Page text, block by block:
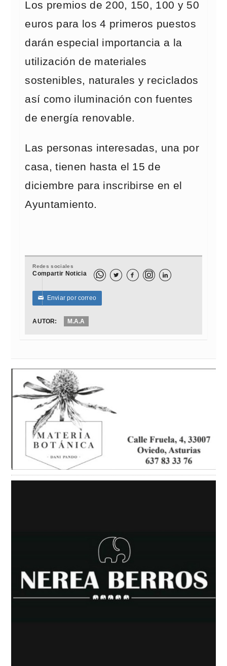
Los premios de 200, 150, 100 y 50
euros para los 4 primeros puestos
darán especial importancia a la
utilización de materiales
sostenibles, naturales y reciclados
así como iluminación con fuentes
de energía renovable.
Las personas interesadas, una por
casa, tienen hasta el 15 de
diciembre para inscribirse en el
Ayuntamiento.
Redes sociales
Compartir Noticia   
✉ Enviar por correo
AUTOR: M.A.A